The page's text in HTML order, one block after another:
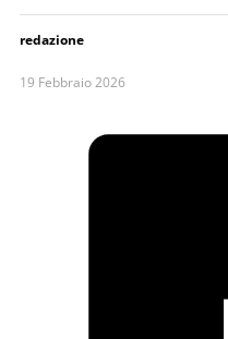
redazione
19 Febbraio 2026